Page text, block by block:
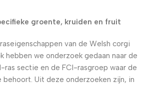
groente, kruiden en fruit
van de Welsh corgi
hebben we onderzoek gedaan naar de
ras sectie en de FCI-rasgroep waar de
Uit deze onderzoeken zijn, in